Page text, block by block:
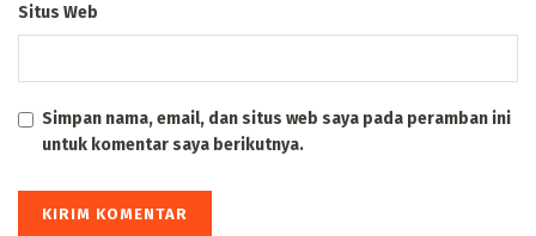
Situs Web
Simpan nama, email, dan situs web saya pada peramban ini
untuk komentar saya berikutnya.